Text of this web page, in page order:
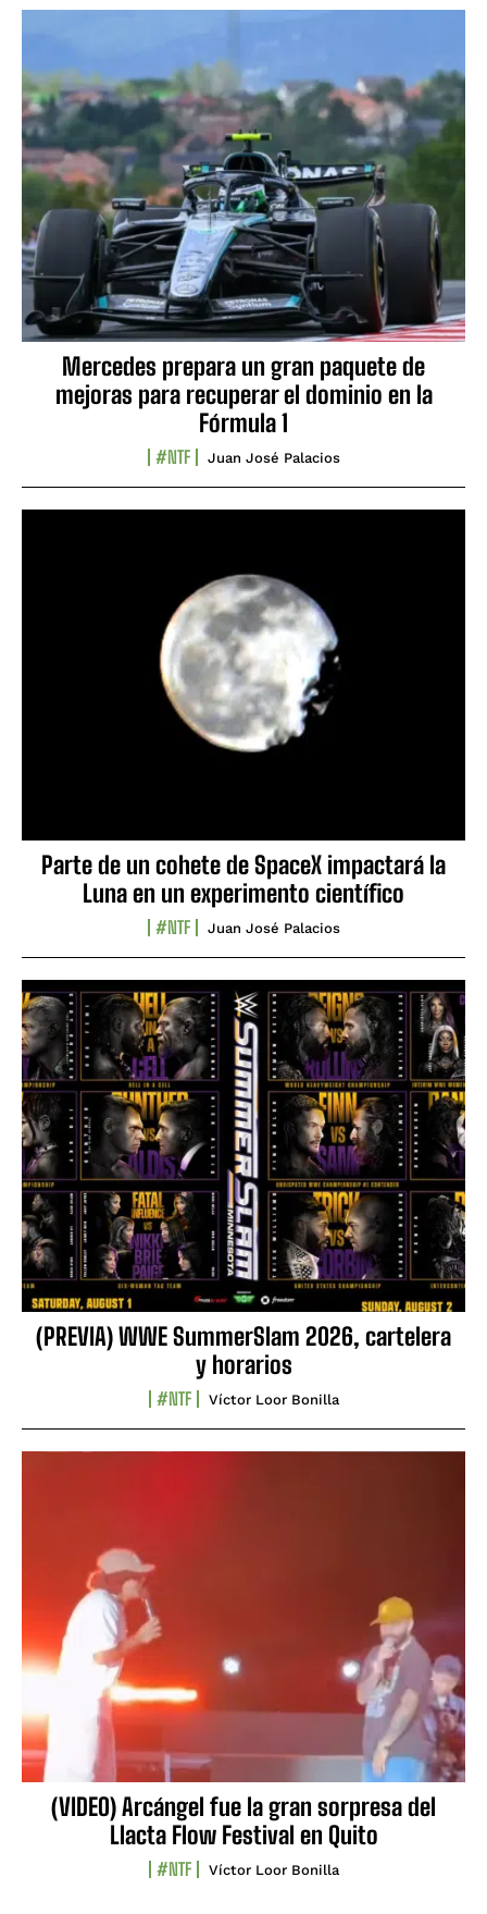
Mercedes prepara un gran paquete de
mejoras para recuperar el dominio en la
Fórmula 1
#NTF Juan José Palacios
Parte de un cohete de SpaceX impactará la
Luna en un experimento científico
#NTF Juan José Palacios
(PREVIA) WWE SummerSlam 2026, cartelera
y horarios
#NTF Víctor Loor Bonilla
(VIDEO) Arcángel fue la gran sorpresa del
Llacta Flow Festival en Quito
#NTF Víctor Loor Bonilla